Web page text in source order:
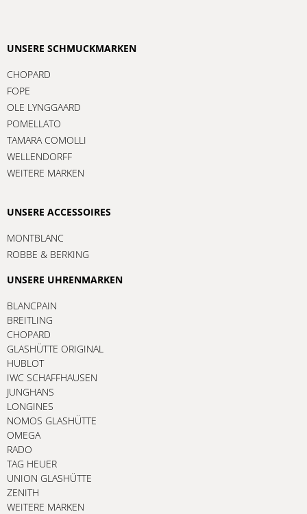
UNSERE SCHMUCKMARKEN
CHOPARD
FOPE
OLE LYNGGAARD
POMELLATO
TAMARA COMOLLI
WELLENDORFF
WEITERE MARKEN
UNSERE ACCESSOIRES
MONTBLANC
ROBBE & BERKING
UNSERE UHRENMARKEN
BLANCPAIN
BREITLING
CHOPARD
GLASHÜTTE ORIGINAL
HUBLOT
IWC SCHAFFHAUSEN
JUNGHANS
LONGINES
NOMOS GLASHÜTTE
OMEGA
RADO
TAG HEUER
UNION GLASHÜTTE
ZENITH
WEITERE MARKEN